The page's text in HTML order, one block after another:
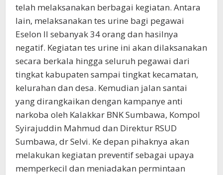
telah melaksanakan berbagai kegiatan. Antara
lain, melaksanakan tes urine bagi pegawai
Eselon II sebanyak 34 orang dan hasilnya
negatif. Kegiatan tes urine ini akan dilaksanakan
secara berkala hingga seluruh pegawai dari
tingkat kabupaten sampai tingkat kecamatan,
kelurahan dan desa. Kemudian jalan santai
yang dirangkaikan dengan kampanye anti
narkoba oleh Kalakkar BNK Sumbawa, Kompol
Syirajuddin Mahmud dan Direktur RSUD
Sumbawa, dr Selvi. Ke depan pihaknya akan
melakukan kegiatan preventif sebagai upaya
memperkecil dan meniadakan permintaan